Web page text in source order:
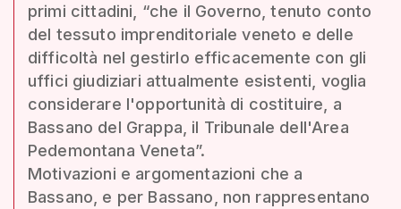
primi cittadini, “che il Governo, tenuto conto
del tessuto imprenditoriale veneto e delle
difficoltà nel gestirlo efficacemente con gli
uffici giudiziari attualmente esistenti, voglia
considerare l'opportunità di costituire, a
Bassano del Grappa, il Tribunale dell'Area
Pedemontana Veneta”.
Motivazioni e argomentazioni che a
Bassano, e per Bassano, non rappresentano